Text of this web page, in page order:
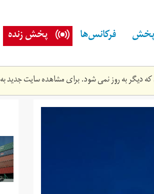
فرکانس‌ها پخش زنده
دیگر به روز نمی شود. برای مشاهده سایت جدید به